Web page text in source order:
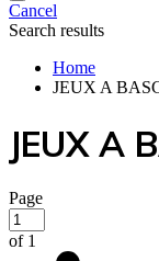
Cancel
Search results
Home
JEUX A
JEUX A
Page
of 1